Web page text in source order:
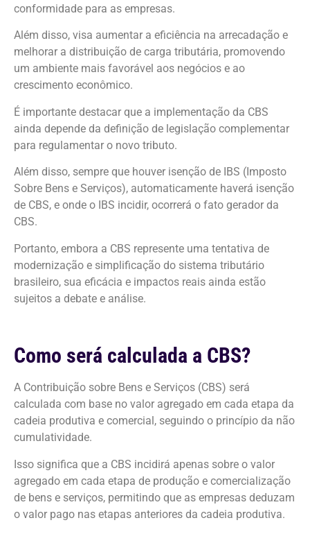
conformidade para as empresas.
Além disso, visa aumentar a eficiência na arrecadação e
melhorar a distribuição de carga tributária, promovendo
um ambiente mais favorável aos negócios e ao
crescimento econômico.
É importante destacar que a implementação da CBS
ainda depende da definição de legislação complementar
para regulamentar o novo tributo.
Além disso, sempre que houver isenção de IBS (Imposto
Sobre Bens e Serviços), automaticamente haverá isenção
de CBS, e onde o IBS incidir, ocorrerá o fato gerador da
CBS.
Portanto, embora a CBS represente uma tentativa de
modernização e simplificação do sistema tributário
brasileiro, sua eficácia e impactos reais ainda estão
sujeitos a debate e análise.
Como será calculada a CBS?
A Contribuição sobre Bens e Serviços (CBS) será
calculada com base no valor agregado em cada etapa da
cadeia produtiva e comercial, seguindo o princípio da não
cumulatividade.
Isso significa que a CBS incidirá apenas sobre o valor
agregado em cada etapa de produção e comercialização
de bens e serviços, permitindo que as empresas deduzam
o valor pago nas etapas anteriores da cadeia produtiva.